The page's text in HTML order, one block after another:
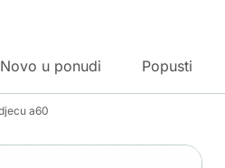
Novo u ponudi Popusti
a60